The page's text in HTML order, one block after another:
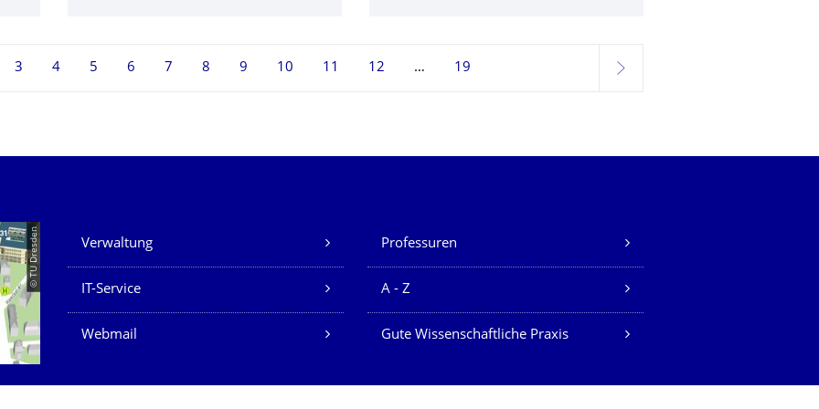
ausgewählt
3 4 5 6 7 8 9 10 11 12 19
weiter
© TU Dresden Unsere Dienste
Verwaltung Professuren
IT-Service A - Z
Webmail Gute Wissenschaftliche Praxis